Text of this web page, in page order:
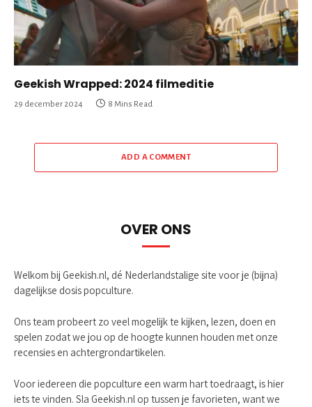
Geekish Wrapped: 2024 filmeditie
29 december 2024 8 Mins Read
ADD A COMMENT
OVER ONS
Welkom bij Geekish.nl, dé Nederlandstalige site voor je (bijna)
dagelijkse dosis popculture.
Ons team probeert zo veel mogelijk te kijken, lezen, doen en
spelen zodat we jou op de hoogte kunnen houden met onze
recensies en achtergrondartikelen.
Voor iedereen die popculture een warm hart toedraagt, is hier
iets te vinden. Sla Geekish.nl op tussen je favorieten, want we